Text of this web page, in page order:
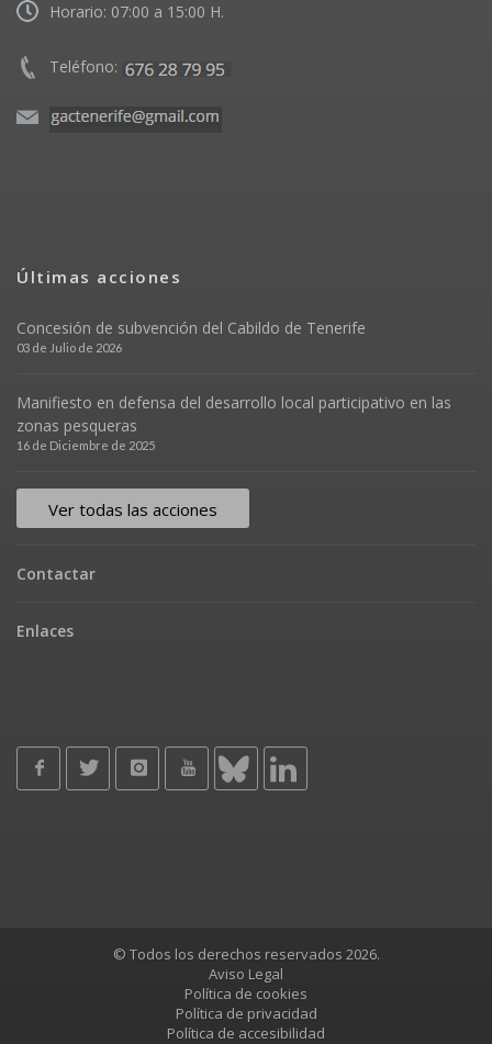
Horario: 07:00 a 15:00 H.
Teléfono:
Últimas acciones
Concesión de subvención del Cabildo de Tenerife
03 de Julio de 2026
Manifiesto en defensa del desarrollo local participativo en las
zonas pesqueras
16 de Diciembre de 2025
Ver todas las acciones
Contactar
Enlaces
© Todos los derechos reservados 2026.
Aviso Legal
Política de cookies
Política de privacidad
Política de accesibilidad